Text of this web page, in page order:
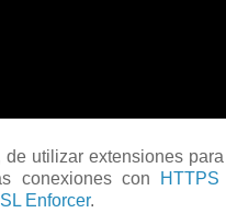
de utilizar extensiones
conexiones con
HTTPS
Enforcer.